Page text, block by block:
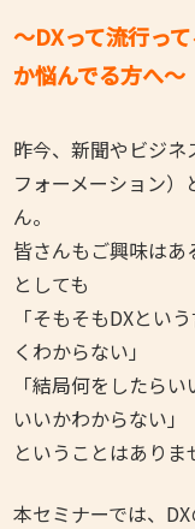
～DXって流行っ
か悩んでる方へ～
昨今、新聞やビジネ
フォーメーション
ん。
皆さんもご興味はあ
としても
「そもそもDXとい
くわからない」
「結局何をしたら
いいかわからない」
ということはありま
本セミナーでは、